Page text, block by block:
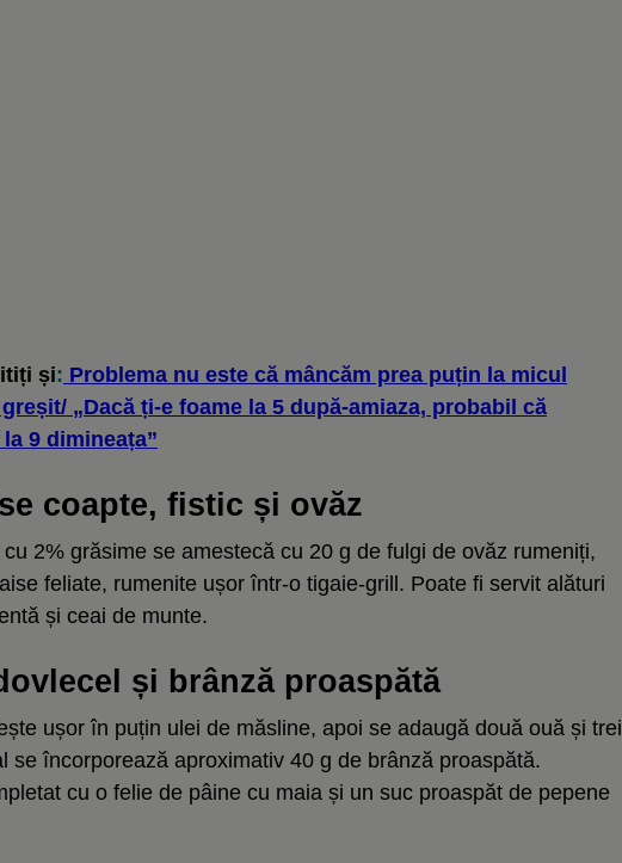
și: Problema nu este că mâncăm prea puțin la micul
„Dacă ți-e foame la 5 după-amiaza, probabil că
9 dimineața”
coapte, fistic și ovăz
2% grăsime se amestecă cu 20 g de fulgi de ovăz rumeniți,
feliate, rumenite ușor într-o tigaie-grill. Poate fi servit alături
și ceai de munte.
și brânză proaspătă
ușor în puțin ulei de măsline, apoi se adaugă două ouă și trei
se încorporează aproximativ 40 g de brânză proaspătă.
cu o felie de pâine cu maia și un suc proaspăt de pepene